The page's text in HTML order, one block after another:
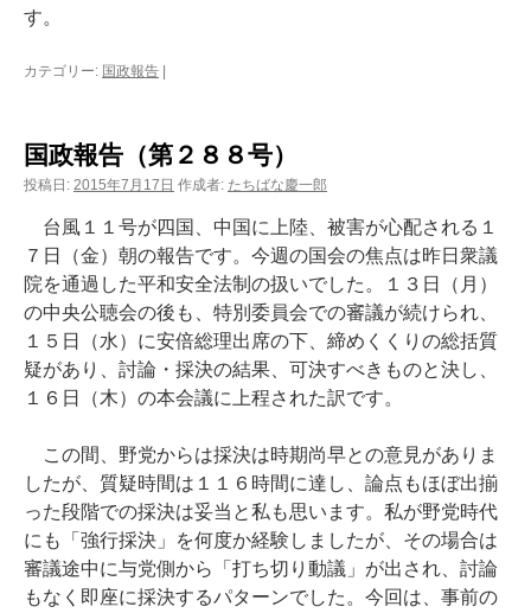
す。
カテゴリー: 国政報告 |
国政報告（第２８８号）
投稿日: 2015年7月17日 作成者: たちばな慶一郎
台風１１号が四国、中国に上陸、被害が心配される１
７日（金）朝の報告です。今週の国会の焦点は昨日衆議
院を通過した平和安全法制の扱いでした。１３日（月）
の中央公聴会の後も、特別委員会での審議が続けられ、
１５日（水）に安倍総理出席の下、締めくくりの総括質
疑があり、討論・採決の結果、可決すべきものと決し、
１６日（木）の本会議に上程された訳です。
この間、野党からは採決は時期尚早との意見がありま
したが、質疑時間は１１６時間に達し、論点もほぼ出揃
った段階での採決は妥当と私も思います。私が野党時代
にも「強行採決」を何度か経験しましたが、その場合は
審議途中に与党側から「打ち切り動議」が出され、討論
もなく即座に採決するパターンでした。今回は、事前の